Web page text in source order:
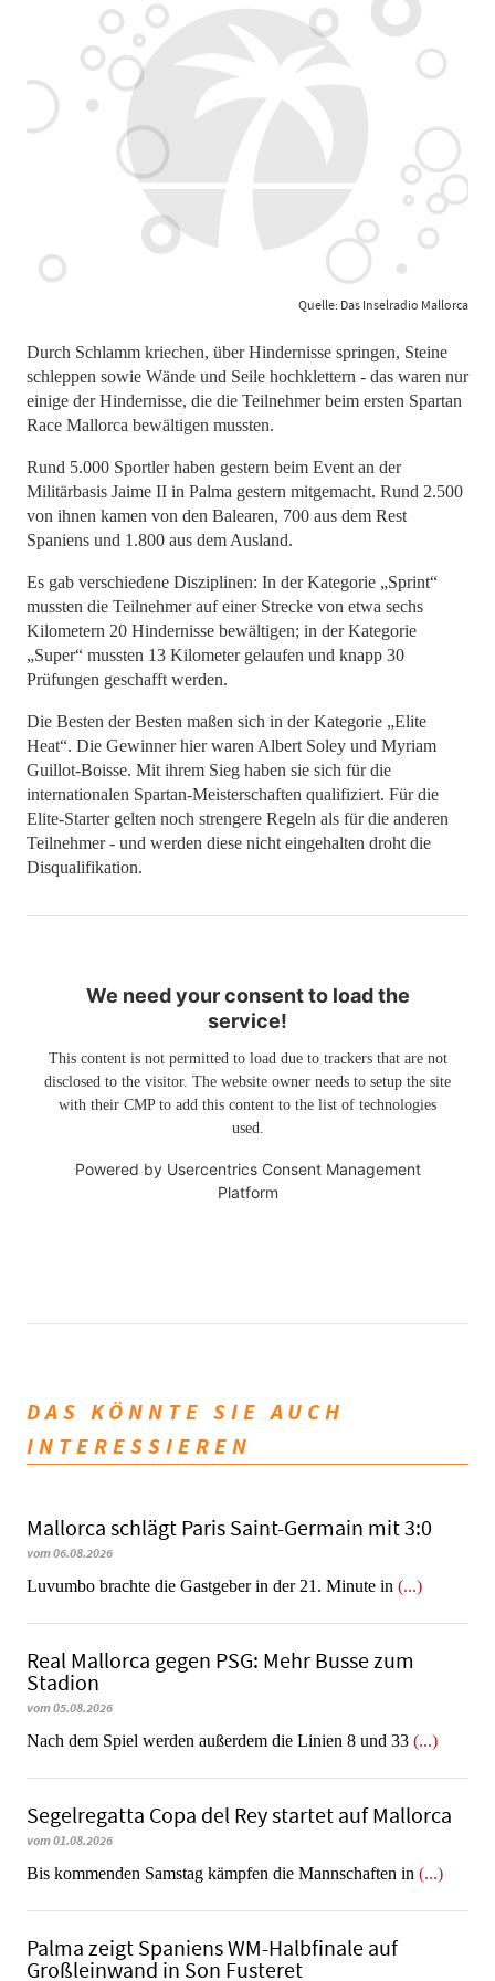
Quelle: Das Inselradio Mallorca
Durch Schlamm kriechen, über Hindernisse springen, Steine
schleppen sowie Wände und Seile hochklettern - das waren nur
einige der Hindernisse, die die Teilnehmer beim ersten Spartan
Race Mallorca bewältigen mussten.
Rund 5.000 Sportler haben gestern beim Event an der
Militärbasis Jaime II in Palma gestern mitgemacht. Rund 2.500
von ihnen kamen von den Balearen, 700 aus dem Rest
Spaniens und 1.800 aus dem Ausland.
Es gab verschiedene Disziplinen: In der Kategorie „Sprint“
mussten die Teilnehmer auf einer Strecke von etwa sechs
Kilometern 20 Hindernisse bewältigen; in der Kategorie
„Super“ mussten 13 Kilometer gelaufen und knapp 30
Prüfungen geschafft werden.
Die Besten der Besten maßen sich in der Kategorie „Elite
Heat“. Die Gewinner hier waren Albert Soley und Myriam
Guillot-Boisse. Mit ihrem Sieg haben sie sich für die
internationalen Spartan-Meisterschaften qualifiziert. Für die
Elite-Starter gelten noch strengere Regeln als für die anderen
Teilnehmer - und werden diese nicht eingehalten droht die
Disqualifikation.
We need your consent to load the
service!
This content is not permitted to load due to trackers that are not
disclosed to the visitor. The website owner needs to setup the site
with their CMP to add this content to the list of technologies
used.
Powered by Usercentrics Consent Management
Platform
DAS KÖNNTE SIE AUCH
INTERESSIEREN
Mallorca schlägt Paris Saint-Germain mit 3:0
vom 06.08.2026
Luvumbo brachte die Gastgeber in der 21. Minute in (...)
Real Mallorca gegen PSG: Mehr Busse zum
Stadion
vom 05.08.2026
Nach dem Spiel werden außerdem die Linien 8 und 33 (...)
Segelregatta Copa del Rey startet auf Mallorca
vom 01.08.2026
Bis kommenden Samstag kämpfen die Mannschaften in (...)
Palma zeigt Spaniens WM-Halbfinale auf
Großleinwand in Son Fusteret